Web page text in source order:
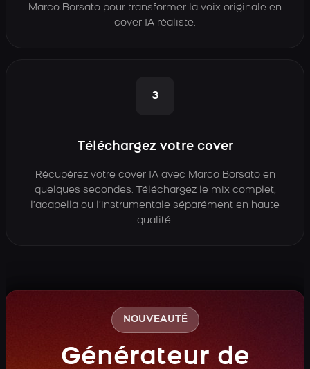
Marco Borsato pour transformer la voix originale en
cover IA réaliste.
3
Téléchargez votre cover
Récupérez votre cover IA avec Marco Borsato en
quelques secondes. Téléchargez le mix complet,
l’acapella ou l’instrumentale séparément en haute
qualité.
NOUVEAUTÉ
Générateur de